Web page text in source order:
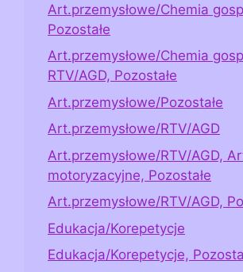
Art.przemysłowe/Chemia
Pozostałe
Art.przemysłowe/Chemia
RTV/AGD, Pozostałe
Art.przemysłowe/Pozostałe
Art.przemysłowe/RTV/AGD
Art.przemysłowe/RTV/AGD,
motoryzacyjne, Pozostałe
Art.przemysłowe/RTV/AGD,
Edukacja/Korepetycje
Edukacja/Korepetycje,